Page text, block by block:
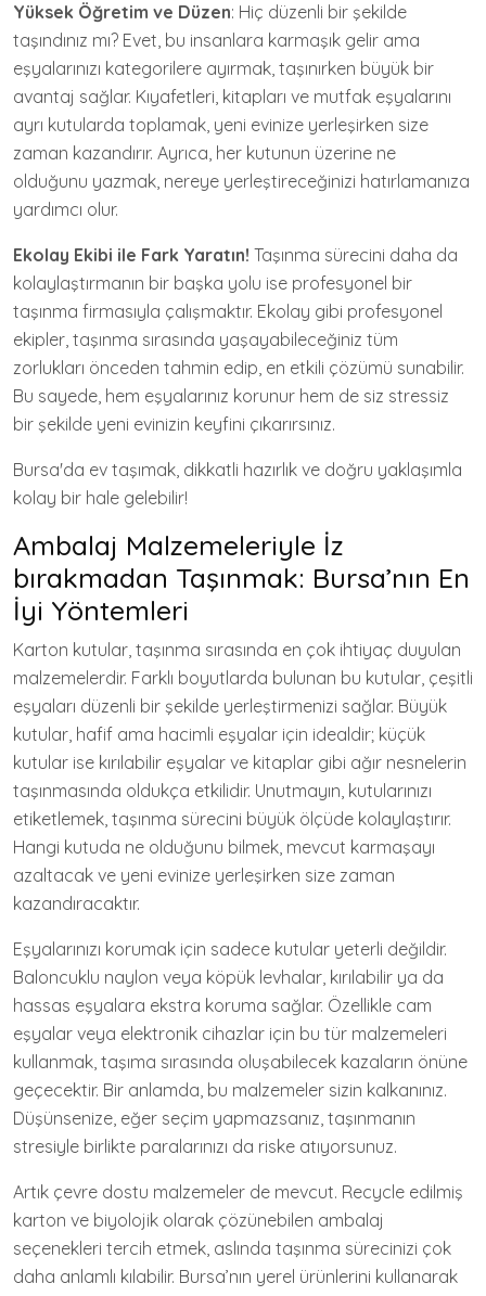
Yüksek Öğretim ve Düzen: Hiç düzenli bir şekilde
taşındınız mı? Evet, bu insanlara karmaşık gelir ama
eşyalarınızı kategorilere ayırmak, taşınırken büyük bir
avantaj sağlar. Kıyafetleri, kitapları ve mutfak eşyalarını
ayrı kutularda toplamak, yeni evinize yerleşirken size
zaman kazandırır. Ayrıca, her kutunun üzerine ne
olduğunu yazmak, nereye yerleştireceğinizi hatırlamanıza
yardımcı olur.
Ekolay Ekibi ile Fark Yaratın! Taşınma sürecini daha da
kolaylaştırmanın bir başka yolu ise profesyonel bir
taşınma firmasıyla çalışmaktır. Ekolay gibi profesyonel
ekipler, taşınma sırasında yaşayabileceğiniz tüm
zorlukları önceden tahmin edip, en etkili çözümü sunabilir.
Bu sayede, hem eşyalarınız korunur hem de siz stressiz
bir şekilde yeni evinizin keyfini çıkarırsınız.
Bursa'da ev taşımak, dikkatli hazırlık ve doğru yaklaşımla
kolay bir hale gelebilir!
Ambalaj Malzemeleriyle İz
bırakmadan Taşınmak: Bursa’nın En
İyi Yöntemleri
Karton kutular, taşınma sırasında en çok ihtiyaç duyulan
malzemelerdir. Farklı boyutlarda bulunan bu kutular, çeşitli
eşyaları düzenli bir şekilde yerleştirmenizi sağlar. Büyük
kutular, hafif ama hacimli eşyalar için idealdir; küçük
kutular ise kırılabilir eşyalar ve kitaplar gibi ağır nesnelerin
taşınmasında oldukça etkilidir. Unutmayın, kutularınızı
etiketlemek, taşınma sürecini büyük ölçüde kolaylaştırır.
Hangi kutuda ne olduğunu bilmek, mevcut karmaşayı
azaltacak ve yeni evinize yerleşirken size zaman
kazandıracaktır.
Eşyalarınızı korumak için sadece kutular yeterli değildir.
Baloncuklu naylon veya köpük levhalar, kırılabilir ya da
hassas eşyalara ekstra koruma sağlar. Özellikle cam
eşyalar veya elektronik cihazlar için bu tür malzemeleri
kullanmak, taşıma sırasında oluşabilecek kazaların önüne
geçecektir. Bir anlamda, bu malzemeler sizin kalkanınız.
Düşünsenize, eğer seçim yapmazsanız, taşınmanın
stresiyle birlikte paralarınızı da riske atıyorsunuz.
Artık çevre dostu malzemeler de mevcut. Recycle edilmiş
karton ve biyolojik olarak çözünebilen ambalaj
seçenekleri tercih etmek, aslında taşınma sürecinizi çok
daha anlamlı kılabilir. Bursa’nın yerel ürünlerini kullanarak